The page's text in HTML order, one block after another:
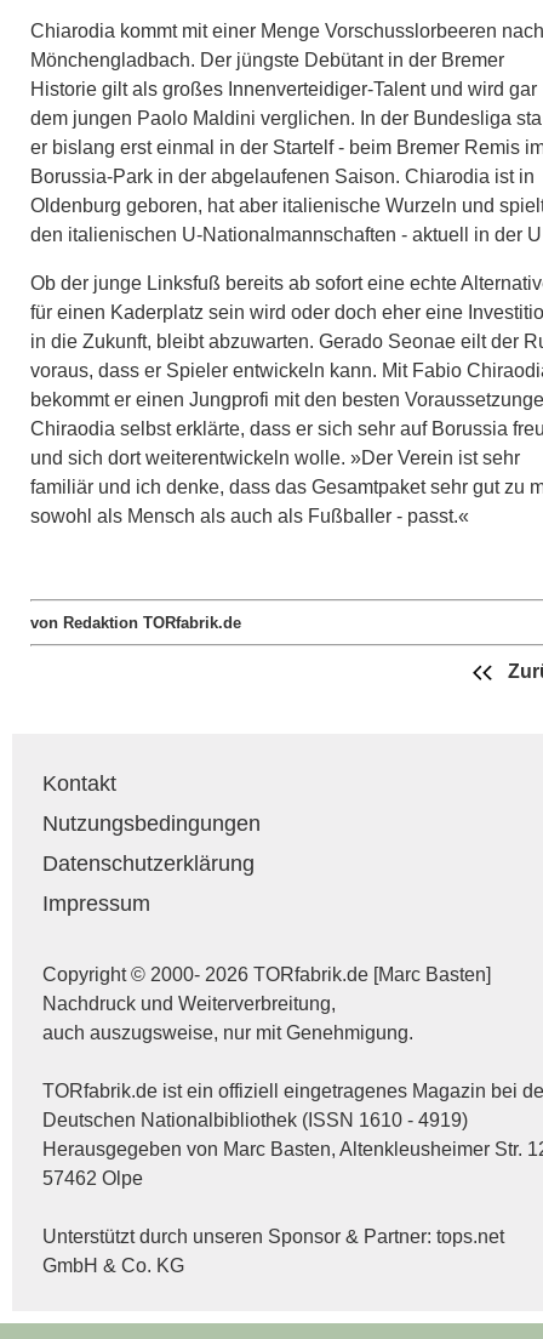
Chiarodia kommt mit einer Menge Vorschusslorbeeren nach
Mönchengladbach. Der jüngste Debütant in der Bremer
Historie gilt als großes Innenverteidiger-Talent und wird gar
dem jungen Paolo Maldini verglichen. In der Bundesliga
er bislang erst einmal in der Startelf - beim Bremer Remis
Borussia-Park in der abgelaufenen Saison. Chiarodia ist in
Oldenburg geboren, hat aber italienische Wurzeln und
den italienischen U-Nationalmannschaften - aktuell in der
Ob der junge Linksfuß bereits ab sofort eine echte
für einen Kaderplatz sein wird oder doch eher eine
in die Zukunft, bleibt abzuwarten. Gerado Seonae eilt der
voraus, dass er Spieler entwickeln kann. Mit Fabio
bekommt er einen Jungprofi mit den besten
Chiraodia selbst erklärte, dass er sich sehr auf Borussia
und sich dort weiterentwickeln wolle. »Der Verein ist sehr
familiär und ich denke, dass das Gesamtpaket sehr gut zu
sowohl als Mensch als auch als Fußballer - passt.«
von Redaktion TORfabrik.de
Kontakt
Nutzungsbedingungen
Datenschutzerklärung
Impressum
Copyright © 2000- 2026 TORfabrik.de [Marc Basten]
Nachdruck und Weiterverbreitung,
auch auszugsweise, nur mit Genehmigung.
TORfabrik.de ist ein offiziell eingetragenes Magazin bei
Deutschen Nationalbibliothek (ISSN 1610 - 4919)
Herausgegeben von Marc Basten, Altenkleusheimer Str.
57462 Olpe
Unterstützt durch unseren Sponsor & Partner: tops.net
GmbH & Co. KG